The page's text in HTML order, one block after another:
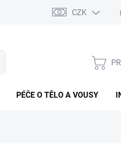
CZK
PÉČE O TĚLO A VOUSY